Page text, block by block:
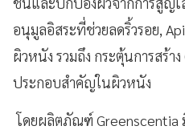
อนุมูลอิสระที่ช่วยลดริ้วรอย,
ผิวหนัง รวมถึง กระตุ้นการสร้
ประกอบสำคัญในผิวหนัง
โดยผลิตภัณฑ์ Greenscentia